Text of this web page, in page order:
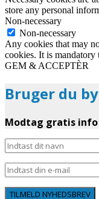
store any personal
Non-necessary
Non-necessary
Any cookies that may
cookies. It is mandatory
GEM & ACCEPTÈR
Bruger du
Modtag gratis
TILMELD NYHEDSBREV